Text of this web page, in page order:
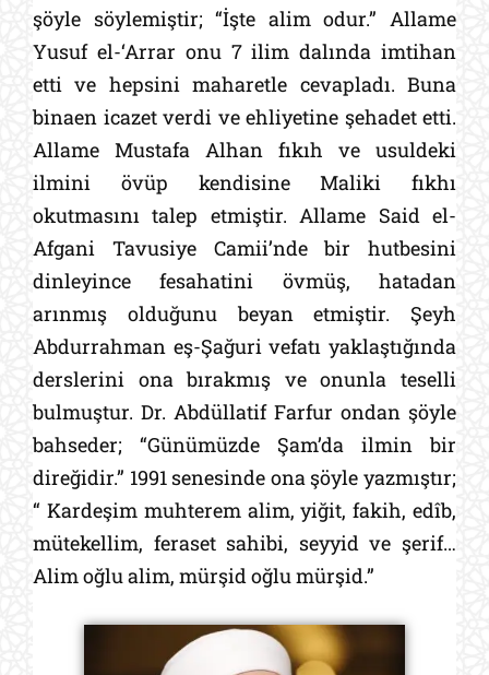
şöyle söylemiştir; “İşte alim odur.” Allame
Yusuf el-‘Arrar onu 7 ilim dalında imtihan
etti ve hepsini maharetle cevapladı. Buna
binaen icazet verdi ve ehliyetine şehadet etti.
Allame Mustafa Alhan fıkıh ve usuldeki
ilmini övüp kendisine Maliki fıkhı
okutmasını talep etmiştir. Allame Said el-
Afgani Tavusiye Camii’nde bir hutbesini
dinleyince fesahatini övmüş, hatadan
arınmış olduğunu beyan etmiştir. Şeyh
Abdurrahman eş-Şağuri vefatı yaklaştığında
derslerini ona bırakmış ve onunla teselli
bulmuştur. Dr. Abdüllatif Farfur ondan şöyle
bahseder; “Günümüzde Şam’da ilmin bir
direğidir.” 1991 senesinde ona şöyle yazmıştır;
“ Kardeşim muhterem alim, yiğit, fakih, edîb,
mütekellim, feraset sahibi, seyyid ve şerif…
Alim oğlu alim, mürşid oğlu mürşid.”